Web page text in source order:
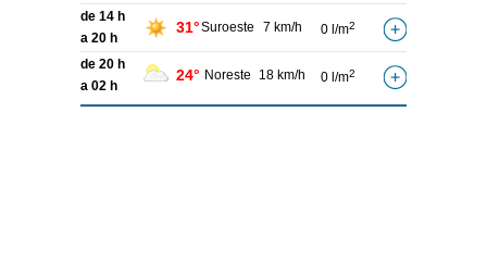
de 14 h
a 20 h
31°Suroeste 7 km/h 0 l/m2
de 20 h
a 02 h
24° Noreste 18 km/h 0 l/m2